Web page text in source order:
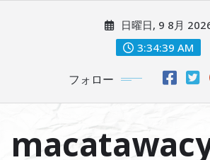
に
日曜日, 9 8月
3:34:41 AM
フォロー